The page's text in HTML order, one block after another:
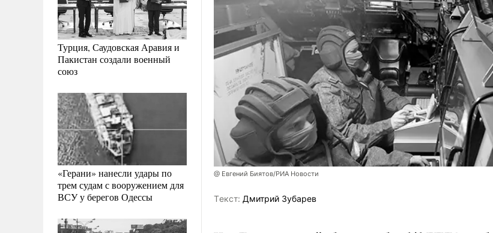
Турция, Саудовская Аравия и
Пакистан создали военный
союз
«Герани» нанесли удары по
трем судам с вооружением для
ВСУ у берегов Одессы
@ Евгений Биятов/РИА Новости
Tекст: Дмитрий Зубарев